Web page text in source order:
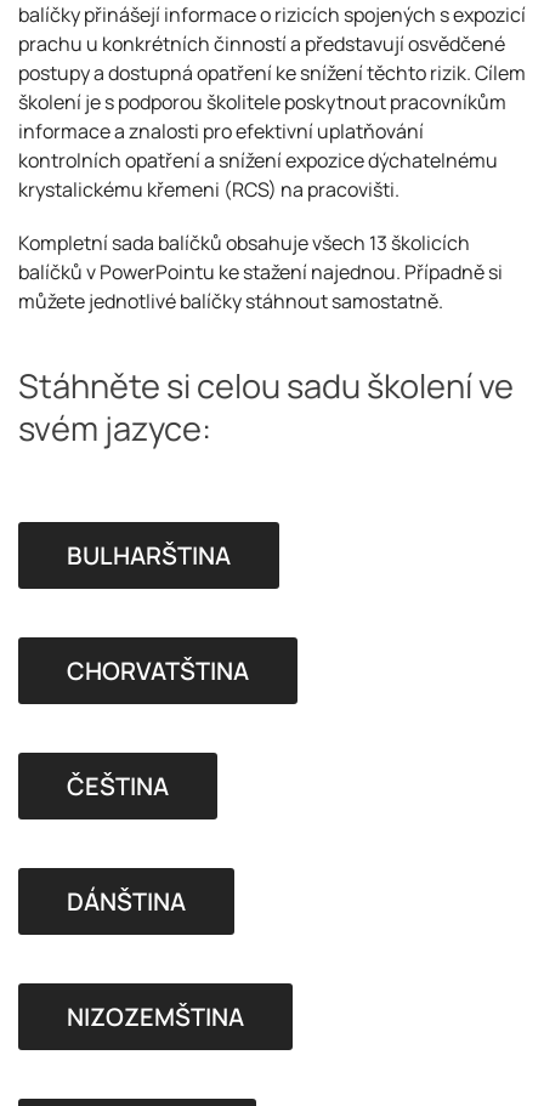
balíčky přinášejí informace o rizicích spojených s expozicí
prachu u konkrétních činností a představují osvědčené
postupy a dostupná opatření ke snížení těchto rizik. Cílem
školení je s podporou školitele poskytnout pracovníkům
informace a znalosti pro efektivní uplatňování
kontrolních opatření a snížení expozice dýchatelnému
krystalickému křemeni (RCS) na pracovišti.
Kompletní sada balíčků obsahuje všech 13 školicích
balíčků v PowerPointu ke stažení najednou. Případně si
můžete jednotlivé balíčky stáhnout samostatně.
Stáhněte si celou sadu školení ve
svém jazyce:
BULHARŠTINA
CHORVATŠTINA
ČEŠTINA
DÁNŠTINA
NIZOZEMŠTINA